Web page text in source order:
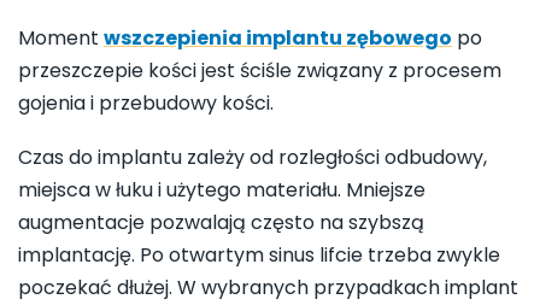
Moment wszczepienia implantu zębowego po
przeszczepie kości jest ściśle związany z procesem
gojenia i przebudowy kości.
Czas do implantu zależy od rozległości odbudowy,
miejsca w łuku i użytego materiału. Mniejsze
augmentacje pozwalają często na szybszą
implantację. Po otwartym sinus lifcie trzeba zwykle
poczekać dłużej. W wybranych przypadkach implant